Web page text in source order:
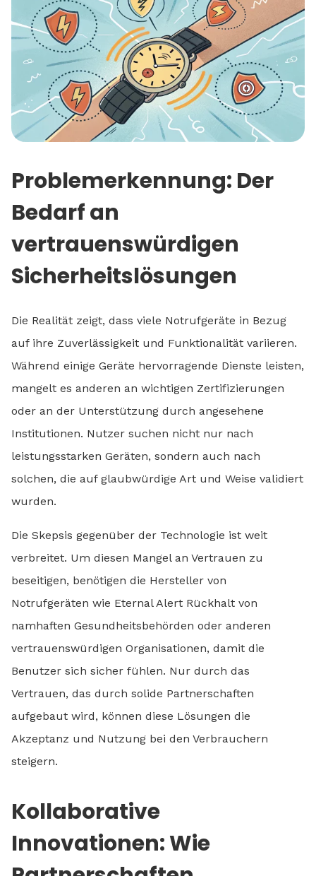
Problemerkennung: Der
Bedarf an
vertrauenswürdigen
Sicherheitslösungen
Die Realität zeigt, dass viele Notrufgeräte in Bezug
auf ihre Zuverlässigkeit und Funktionalität variieren.
Während einige Geräte hervorragende Dienste leisten,
mangelt es anderen an wichtigen Zertifizierungen
oder an der Unterstützung durch angesehene
Institutionen. Nutzer suchen nicht nur nach
leistungsstarken Geräten, sondern auch nach
solchen, die auf glaubwürdige Art und Weise validiert
wurden.
Die Skepsis gegenüber der Technologie ist weit
verbreitet. Um diesen Mangel an Vertrauen zu
beseitigen, benötigen die Hersteller von
Notrufgeräten wie Eternal Alert Rückhalt von
namhaften Gesundheitsbehörden oder anderen
vertrauenswürdigen Organisationen, damit die
Benutzer sich sicher fühlen. Nur durch das
Vertrauen, das durch solide Partnerschaften
aufgebaut wird, können diese Lösungen die
Akzeptanz und Nutzung bei den Verbrauchern
steigern.
Kollaborative
Innovationen: Wie